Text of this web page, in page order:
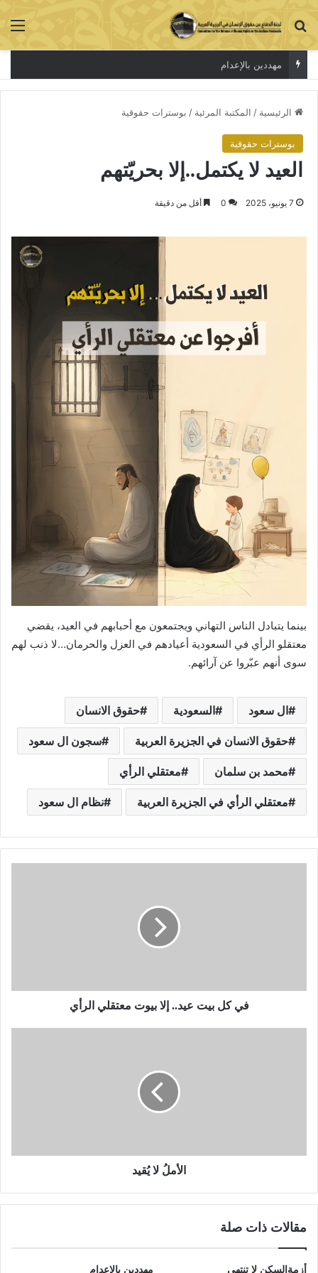
بحث عن
مهددين بالإعدام
الرئيسية / المكتبة المرئية / بوسترات حقوقية
بوسترات حقوقية
العيد لا يكتمل..إلا بحريّتهم
7 يونيو، 2025 0 أقل من دقيقة
بينما يتبادل الناس التهاني ويجتمعون مع أحبابهم في العيد، يقضي
معتقلو الرأي في السعودية أعيادهم في العزل والحرمان…لا ذنب لهم
سوى أنهم عبّروا عن آرائهم.
ال سعود السعودية حقوق الانسان
حقوق الانسان في الجزيرة العربية سجون ال سعود
محمد بن سلمان معتقلي الرأي
معتقلي الرأي في الجزيرة العربية نظام ال سعود
في كل بيت عيد.. إلا بيوت معتقلي الرأي
الأملُ لا يُقيد
مقالات ذات صلة
أزمةالسكن لا تنتهي مهددين بالإعدام